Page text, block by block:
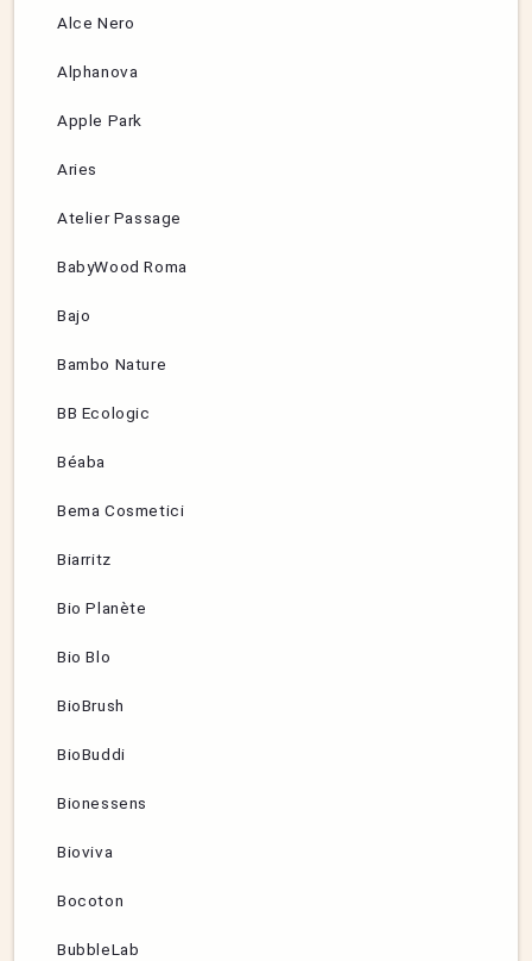
Alce Nero
Alphanova
Apple Park
Aries
Atelier Passage
BabyWood Roma
Bajo
Bambo Nature
BB Ecologic
Béaba
Bema Cosmetici
Biarritz
Bio Planète
Bio Blo
BioBrush
BioBuddi
Bionessens
Bioviva
Bocoton
BubbleLab